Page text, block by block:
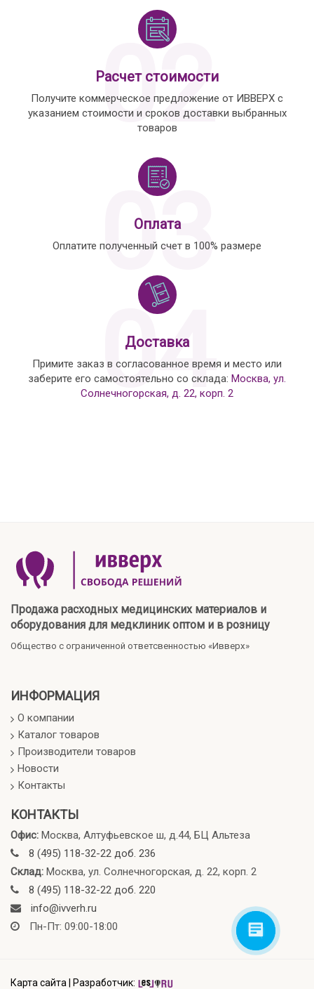
02
Расчет стоимости
Получите коммерческое предложение от ИВВЕРХ с
указанием стоимости и сроков доставки выбранных
товаров
03
Оплата
Оплатите полученный счет в 100% размере
04
Доставка
Примите заказ в согласованное время и место или
заберите его самостоятельно со склада: Москва, ул.
Солнечногорская, д. 22, корп. 2
Продажа расходных медицинских материалов и
оборудования для медклиник оптом и в розницу
Общество с ограниченной ответсвенностью «Ивверх»
ИНФОРМАЦИЯ
О компании
Каталог товаров
Производители товаров
Новости
Контакты
КОНТАКТЫ
Офис: Москва, Алтуфьевское ш, д.44, БЦ Альтеза
8 (495) 118-32-22 доб. 236
Склад: Москва, ул. Солнечногорская, д. 22, корп. 2
8 (495) 118-32-22 доб. 220
info@ivverh.ru
Пн-Пт: 09:00-18:00
Карта сайта Разработчик: